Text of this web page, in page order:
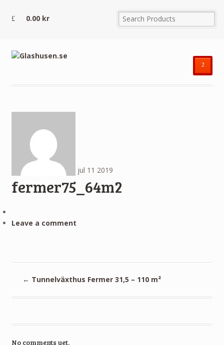
0.00 kr
²
jul 11 2019
fermer75_64m2
Leave a comment
← Tunnelväxthus Fermer 31,5 – 110 m²
No comments yet.